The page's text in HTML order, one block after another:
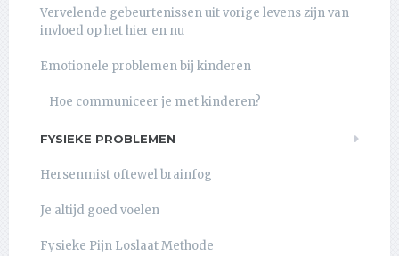
Vervelende gebeurtenissen uit vorige levens zijn van
invloed op het hier en nu
Emotionele problemen bij kinderen
Hoe communiceer je met kinderen?
FYSIEKE PROBLEMEN
Hersenmist oftewel brainfog
Je altijd goed voelen
Fysieke Pijn Loslaat Methode